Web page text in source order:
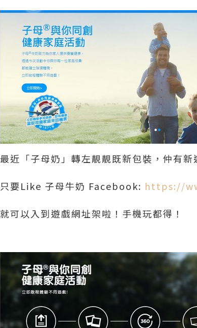
最近「子母奶」轉左靚靚既新包裝，仲有
只要Like 子母牛奶 Facebook: https://
就可以入到遊戲網址架啦！手機玩都得！